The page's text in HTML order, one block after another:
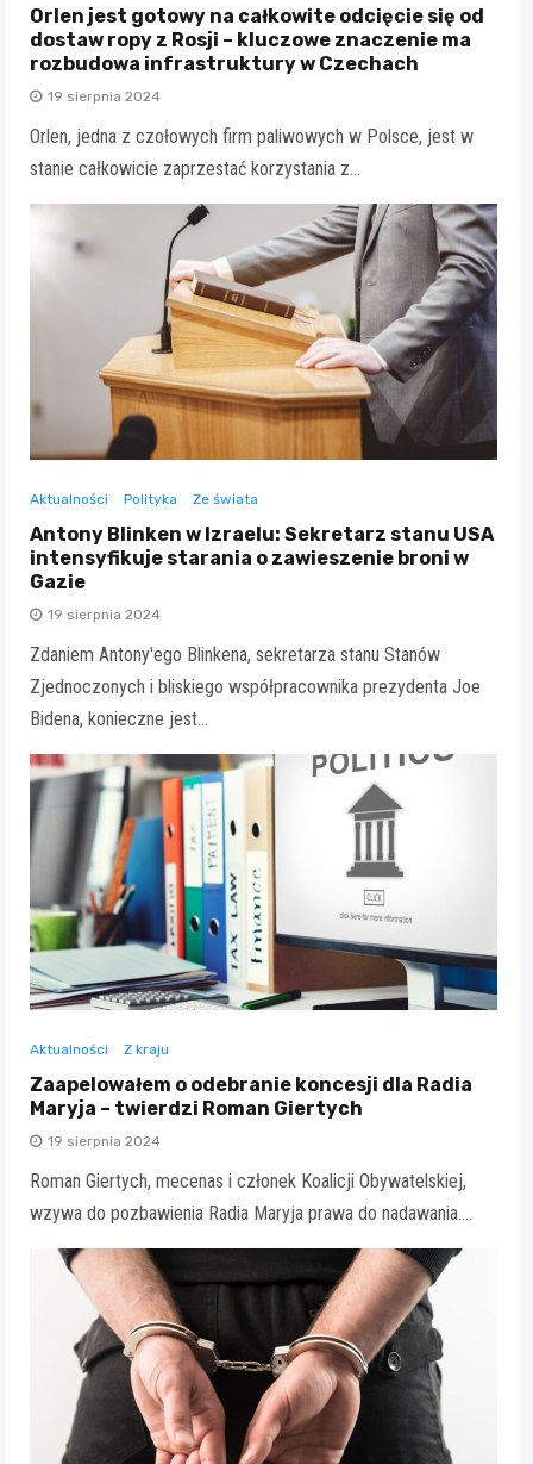
Orlen jest gotowy na całkowite odcięcie się od
dostaw ropy z Rosji – kluczowe znaczenie ma
rozbudowa infrastruktury w Czechach
19 sierpnia 2024
Orlen, jedna z czołowych firm paliwowych w Polsce, jest w
stanie całkowicie zaprzestać korzystania z…
Aktualności Polityka Ze świata
Antony Blinken w Izraelu: Sekretarz stanu USA
intensyfikuje starania o zawieszenie broni w
Gazie
19 sierpnia 2024
Zdaniem Antony'ego Blinkena, sekretarza stanu Stanów
Zjednoczonych i bliskiego współpracownika prezydenta Joe
Bidena, konieczne jest…
Aktualności Z kraju
Zaapelowałem o odebranie koncesji dla Radia
Maryja – twierdzi Roman Giertych
19 sierpnia 2024
Roman Giertych, mecenas i członek Koalicji Obywatelskiej,
wzywa do pozbawienia Radia Maryja prawa do nadawania.…